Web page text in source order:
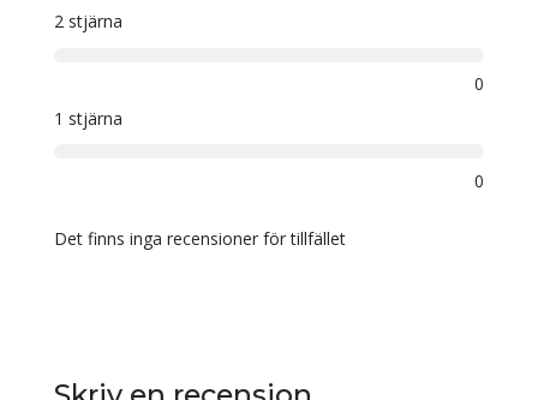
2 stjärna
0
1 stjärna
0
Det finns inga recensioner för tillfället